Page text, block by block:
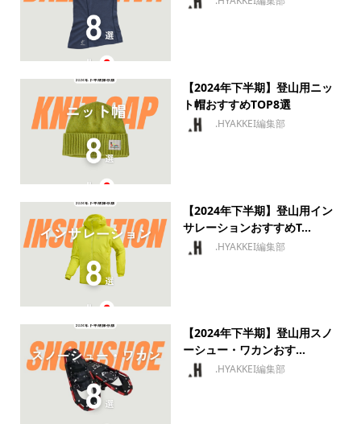
【2024年下半期】登山用ニッ
ト帽おすすめTOP8選
.HYAKKEI編集部
【2024年下半期】登山用イン
サレーションおすすめT...
.HYAKKEI編集部
【2024年下半期】登山用スノ
ーシュー・ワカンおす...
.HYAKKEI編集部